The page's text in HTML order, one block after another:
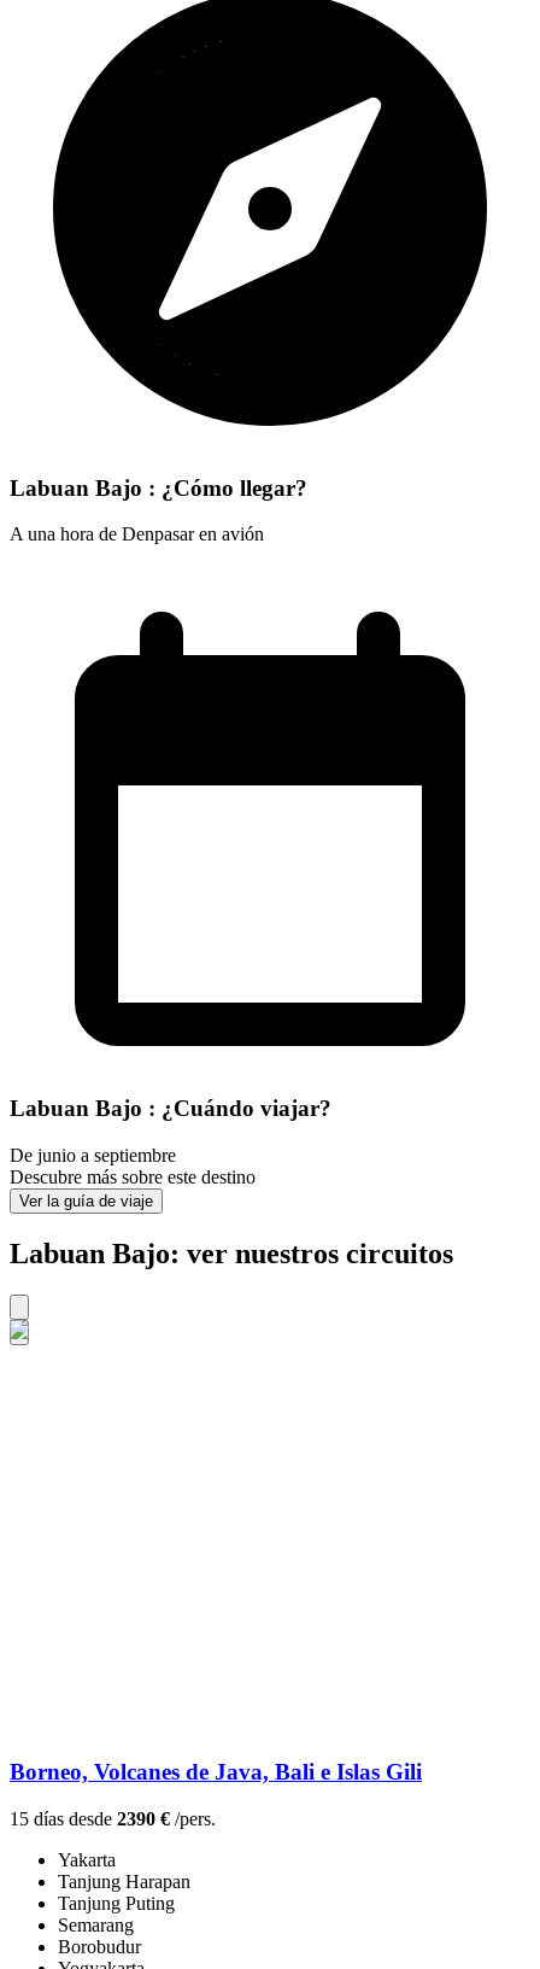
Labuan Bajo : ¿Cómo llegar?
A una hora de Denpasar en avión
Labuan Bajo : ¿Cuándo viajar?
De junio a septiembre
Descubre más sobre este destino
Ver la guía de viaje
Labuan Bajo: ver nuestros circuitos
Borneo, Volcanes de Java, Bali e Islas Gili
15 días desde 2390 € /pers.
Yakarta
Tanjung Harapan
Tanjung Puting
Semarang
Borobudur